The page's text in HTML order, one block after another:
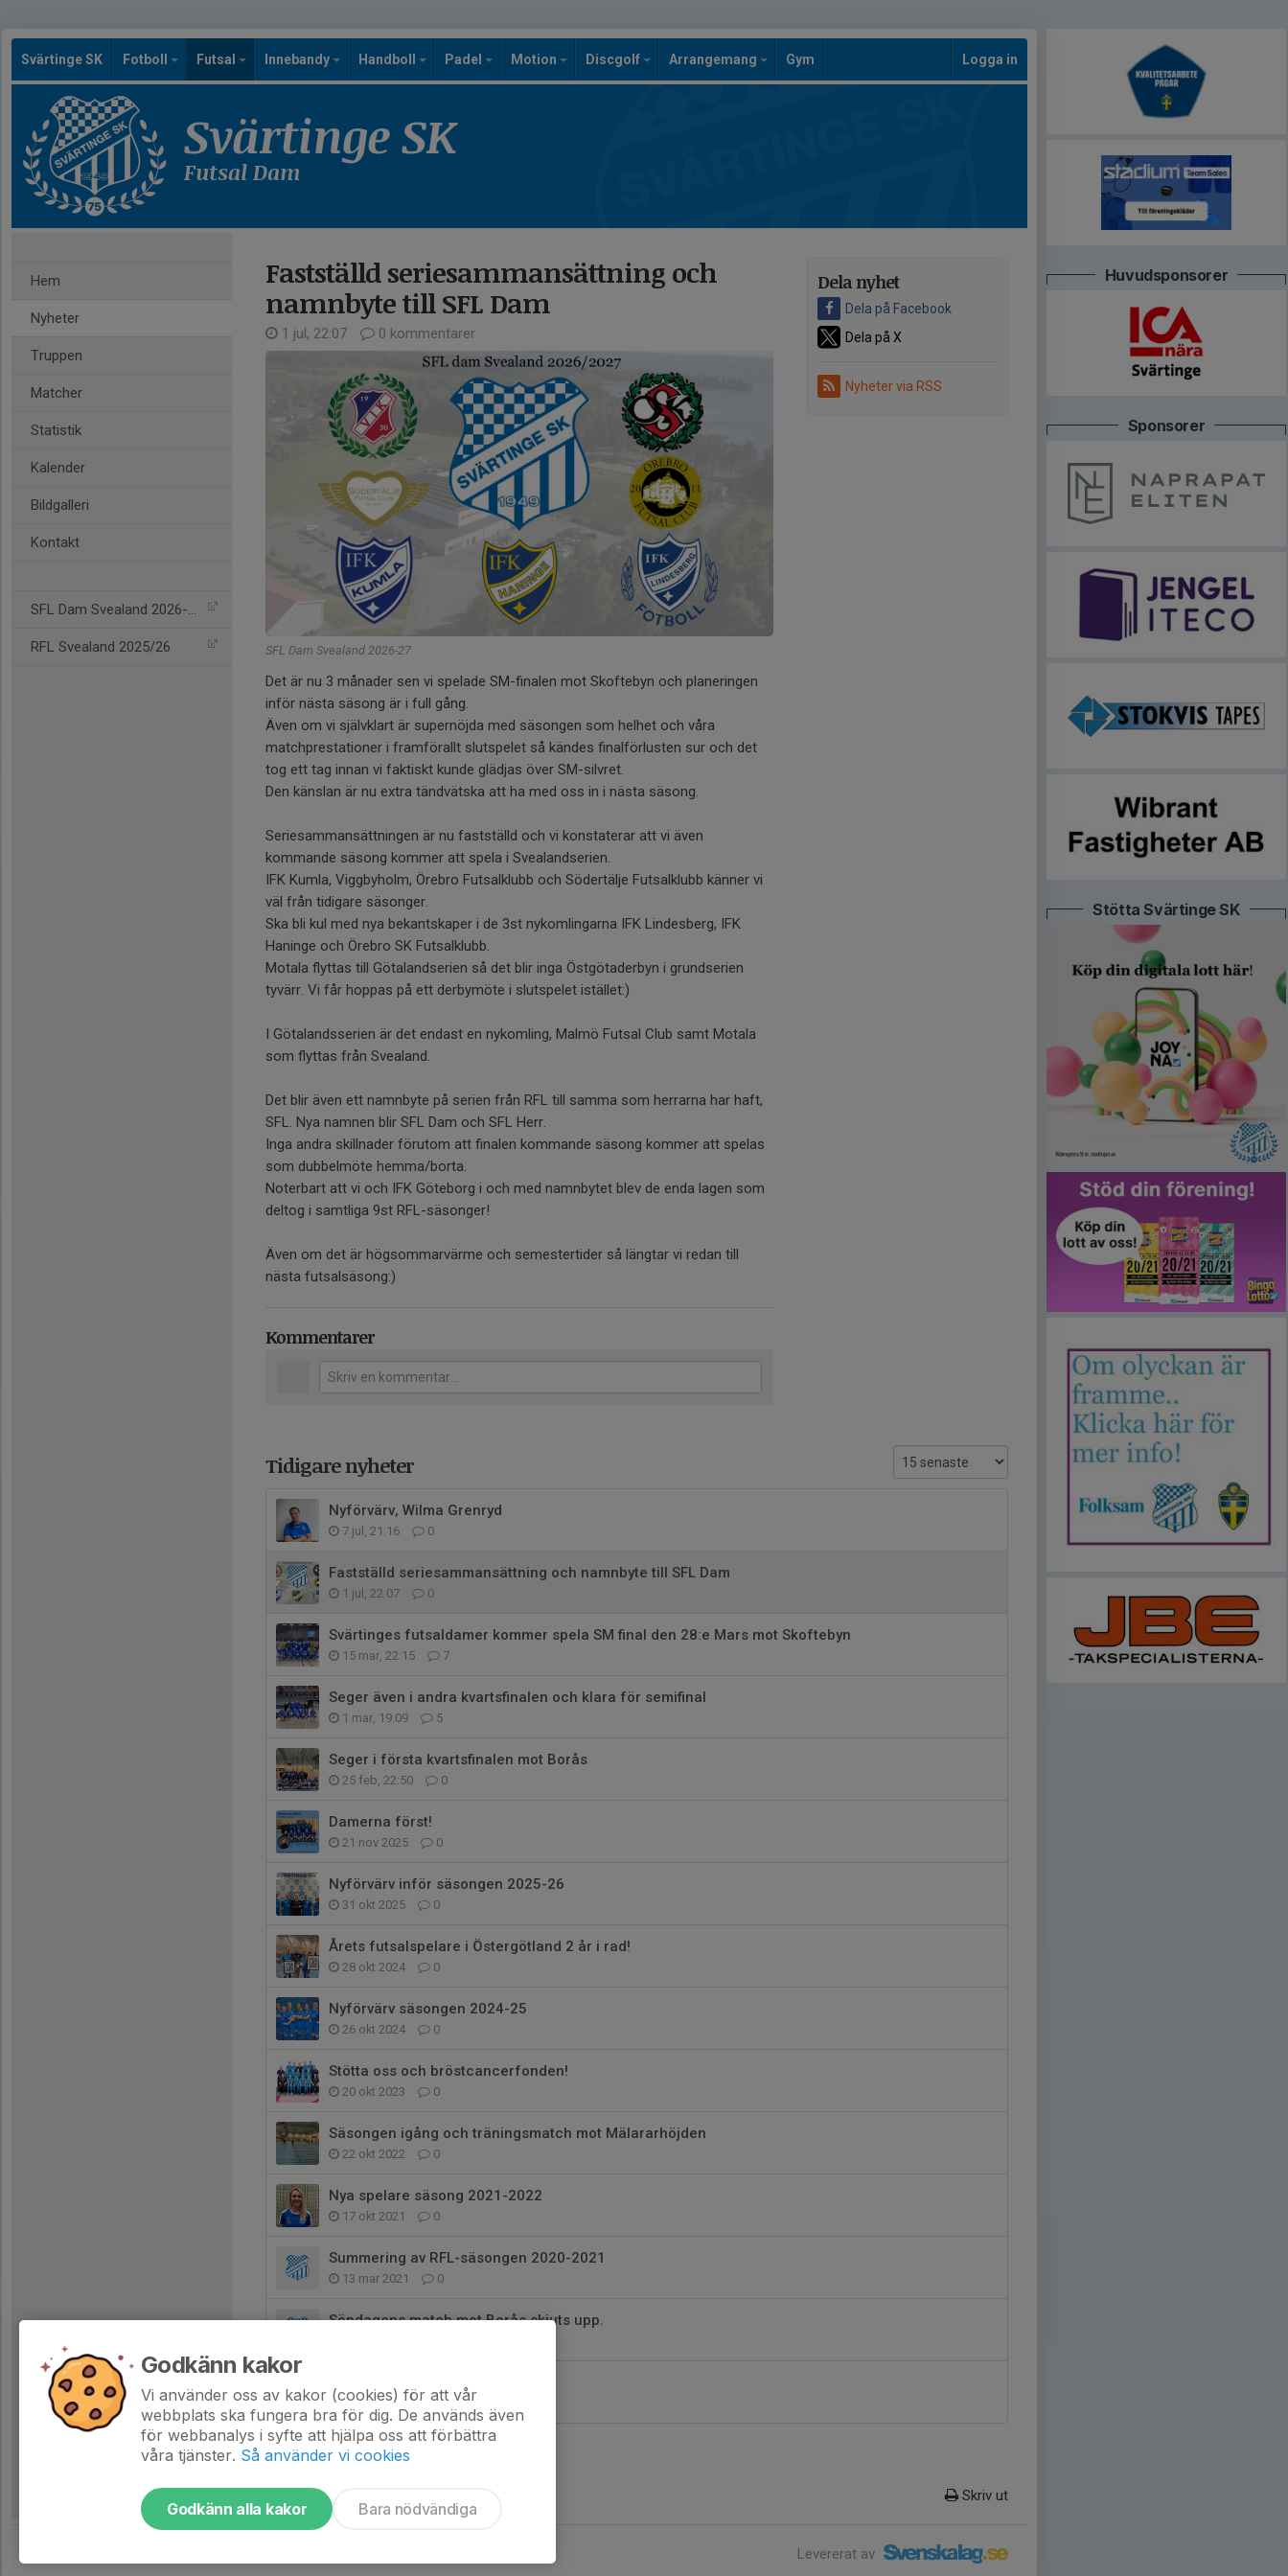
Svärtinge SK Fotboll Futsal Innebandy Handboll Padel Motion Discgolf Arrangemang Gym Logga in
Svärtinge SK
Futsal Dam
Hem
Nyheter
Truppen
Matcher
Statistik
Kalender
Bildgalleri
Kontakt
SFL Dam Svealand 2026-27
RFL Svealand 2025/26
Dela nyhet
Dela på Facebook
Dela på X
Nyheter via RSS
Fastställd seriesammansättning och
namnbyte till SFL Dam
1 jul, 22:07 0 kommentarer
SFL Dam Svealand 2026-27
Det är nu 3 månader sen vi spelade SM-finalen mot Skoftebyn och planeringen
inför nästa säsong är i full gång.
Även om vi självklart är supernöjda med säsongen som helhet och våra
matchprestationer i framförallt slutspelet så kändes finalförlusten sur och det
tog ett tag innan vi faktiskt kunde glädjas över SM-silvret.
Den känslan är nu extra tändvätska att ha med oss in i nästa säsong.
Seriesammansättningen är nu fastställd och vi konstaterar att vi även
kommande säsong kommer att spela i Svealandserien.
IFK Kumla, Viggbyholm, Örebro Futsalklubb och Södertälje Futsalklubb känner vi
väl från tidigare säsonger.
Ska bli kul med nya bekantskaper i de 3st nykomlingarna IFK Lindesberg, IFK
Haninge och Örebro SK Futsalklubb.
Motala flyttas till Götalandserien så det blir inga Östgötaderbyn i grundserien
tyvärr. Vi får hoppas på ett derbymöte i slutspelet istället:)
I Götalandsserien är det endast en nykomling, Malmö Futsal Club samt Motala
som flyttas från Svealand.
Det blir även ett namnbyte på serien från RFL till samma som herrarna har haft,
SFL. Nya namnen blir SFL Dam och SFL Herr.
Inga andra skillnader förutom att finalen kommande säsong kommer att spelas
som dubbelmöte hemma/borta.
Noterbart att vi och IFK Göteborg i och med namnbytet blev de enda lagen som
deltog i samtliga 9st RFL-säsonger!
Även om det är högsommarvärme och semestertider så längtar vi redan till
nästa futsalsäsong:)
Kommentarer
Tidigare nyheter
Nyförvärv, Wilma Grenryd
7 jul, 21:16 0
Fastställd seriesammansättning och namnbyte till SFL Dam
1 jul, 22:07 0
Svärtinges futsaldamer kommer spela SM final den 28:e Mars mot Skoftebyn
15 mar, 22:15 7
Seger även i andra kvartsfinalen och klara för semifinal
1 mar, 19:09 5
Seger i första kvartsfinalen mot Borås
25 feb, 22:50 0
Damerna först!
21 nov 2025 0
Nyförvärv inför säsongen 2025-26
31 okt 2025 0
Årets futsalspelare i Östergötland 2 år i rad!
28 okt 2024 0
Nyförvärv säsongen 2024-25
26 okt 2024 0
Stötta oss och bröstcancerfonden!
20 okt 2023 0
Säsongen igång och träningsmatch mot Mälararhöjden
22 okt 2022 0
Nya spelare säsong 2021-2022
17 okt 2021 0
Summering av RFL-säsongen 2020-2021
13 mar 2021 0
Söndagens match mot Borås skjuts upp.
28 nov 2020 0
Skriv ut
Levererat av
Huvudsponsorer
Sponsorer
Stötta Svärtinge SK
Godkänn kakor
Vi använder oss av kakor (cookies) för att vår
webbplats ska fungera bra för dig. De används även
för webbanalys i syfte att hjälpa oss att förbättra
våra tjänster. Så använder vi cookies
Godkänn alla kakor Bara nödvändiga